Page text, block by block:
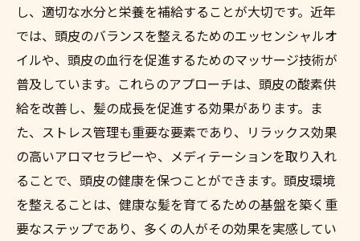
し、適切な水分と栄養を補給することが大切です。近年
では、頭皮のバランスを整えるためのエッセンシャルオ
イルや、頭皮の血行を促進するためのマッサージ技術が
普及しています。これらのアプローチは、頭皮の酸素供
給を改善し、髪の成長を促進する効果があります。ま
た、ストレス管理も重要な要素であり、リラックス効果
の高いアロマセラピーや、メディテーションを取り入れ
ることで、頭皮の健康を保つことができます。頭皮環境
を整えることは、健康な髪を育てるための基盤を築く重
要なステップであり、多くの人がその効果を実感してい